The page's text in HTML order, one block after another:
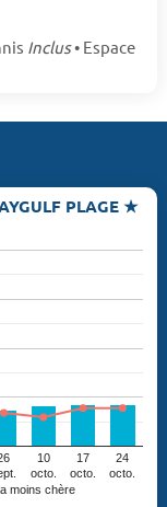
Inclus• Espace
PLAGE ★
moins chère
10
octo.
17
octo.
24
octo.